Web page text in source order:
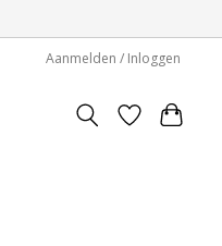
Aanmelden / Inloggen